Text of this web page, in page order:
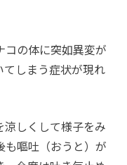
の体に突如異変が
しまう症状が現れ
涼しくして様子をみ
も嘔吐（おうと）が